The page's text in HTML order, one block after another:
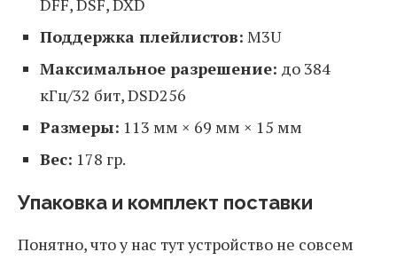
Поддержка плейлистов: M3U
Максимальное разрешение: до 384
кГц/32 бит, DSD256
Размеры: 113 мм × 69 мм × 15 мм
Вес: 178 гр.
Упаковка и комплект поставки
Понятно, что у нас тут устройство не совсем